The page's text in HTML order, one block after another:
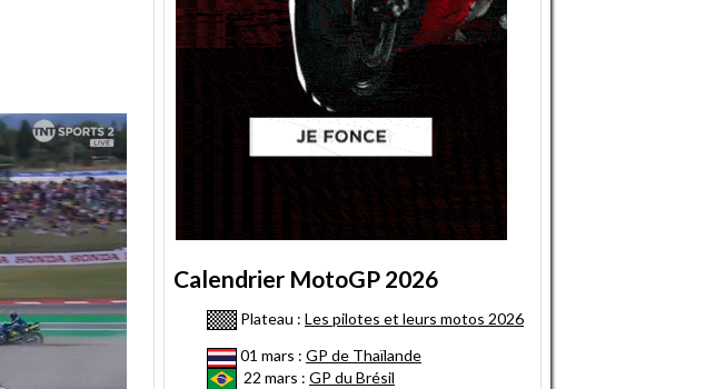
Calendrier MotoGP 2026
Plateau : Les pilotes et leurs motos 2026
01 mars : GP de Thaïlande
22 mars : GP du Brésil